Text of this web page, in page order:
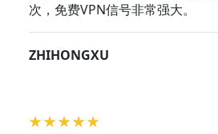
次，免费VPN信号非常强大。
ZHIHONGXU